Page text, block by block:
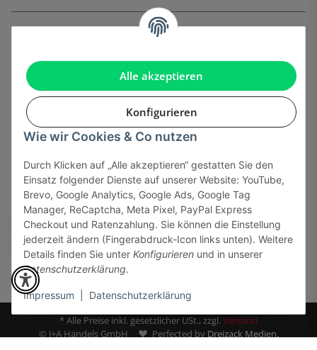
Alle akzeptieren
Konfigurieren
Wie wir Cookies & Co nutzen
Durch Klicken auf „Alle akzeptieren“ gestatten Sie den
Einsatz folgender Dienste auf unserer Website: YouTube,
Brevo, Google Analytics, Google Ads, Google Tag
Manager, ReCaptcha, Meta Pixel, PayPal Express
Checkout und Ratenzahlung. Sie können die Einstellung
jederzeit ändern (Fingerabdruck-Icon links unten). Weitere
Details finden Sie unter Konfigurieren und in unserer
Datenschutzerklärung.
Impressum Datenschutzerklärung
Informationen
Gesetzliche Informationen
Sicher bezahlen via:
* Alle Preise inkl. gesetzlicher USt., zzgl.Versand
© J+A Handels GmbH
Perfected by Dreizack Medien.